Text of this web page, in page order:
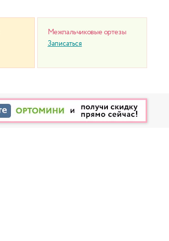
Межпальчиковые ортезы
Записаться